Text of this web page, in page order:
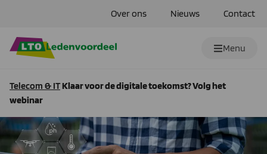
Over ons Nieuws Contact
Menu
Telecom & ITKlaar voor de digitale toekomst? Volg het
webinar